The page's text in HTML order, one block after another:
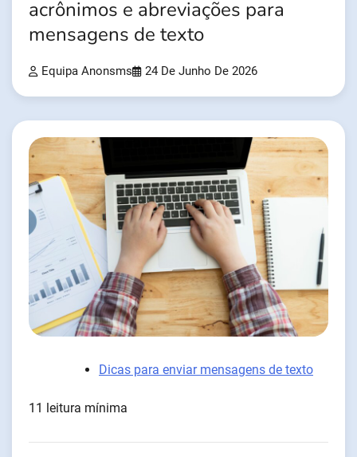
acrônimos e abreviações para
mensagens de texto
Equipa Anonsms 24 De Junho De 2026
Dicas para enviar mensagens de texto
11 leitura mínima